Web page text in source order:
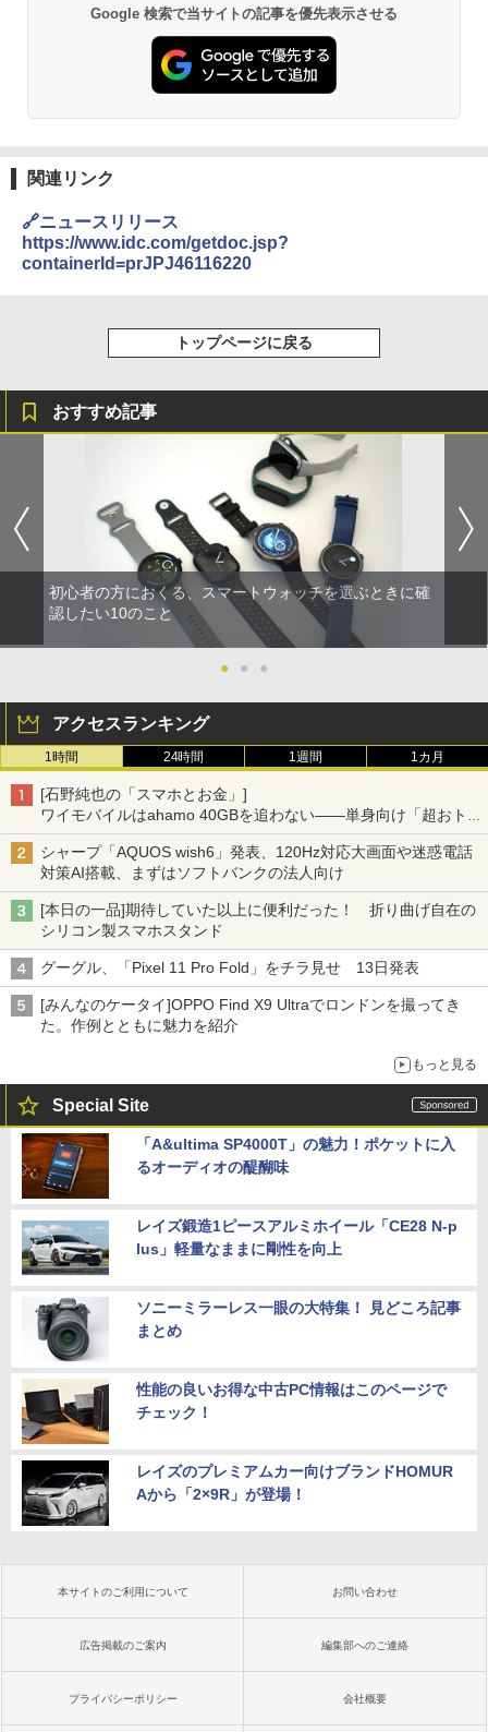
Google 検索で当サイトの記事を優先表示させる
関連リンク
🔗ニュースリリース
https://www.idc.com/getdoc.jsp?
containerId=prJPJ46116220
トップページに戻る
おすすめ記事
初心者の方におくる、スマートウォッチを選ぶときに確
認したい10のこと
● ● ●
アクセスランキング
1時間 24時間 1週間 1カ月
[石野純也の「スマホとお金」]
ワイモバイルはahamo 40GBを追わない――単身向け「超おトク
割」の安さと1年限定の注意点
シャープ「AQUOS wish6」発表、120Hz対応大画面や迷惑電話
対策AI搭載、まずはソフトバンクの法人向け
[本日の一品]期待していた以上に便利だった！ 折り曲げ自在の
シリコン製スマホスタンド
グーグル、「Pixel 11 Pro Fold」をチラ見せ 13日発表
[みんなのケータイ]OPPO Find X9 Ultraでロンドンを撮ってき
た。作例とともに魅力を紹介
もっと見る
Special Site
「A&ultima SP4000T」の魅力！ポケットに入
るオーディオの醍醐味
レイズ鍛造1ピースアルミホイール「CE28 N-p
lus」軽量なままに剛性を向上
ソニーミラーレス一眼の大特集！ 見どころ記事
まとめ
性能の良いお得な中古PC情報はこのページで
チェック！
レイズのプレミアムカー向けブランドHOMUR
Aから「2×9R」が登場！
本サイトのご利用について お問い合わせ
広告掲載のご案内 編集部へのご連絡
プライバシーポリシー 会社概要